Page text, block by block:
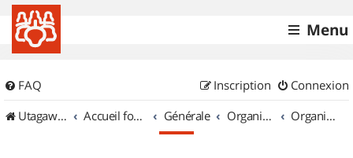
Menu
FAQ Connexion
Inscription
UtagawaVTT (Randos VTT et VTTAE avec traces GPS)
Accueil forum Générale Organisation de sorties & Recherche de partenaires Organisation de sorties en région Limousin